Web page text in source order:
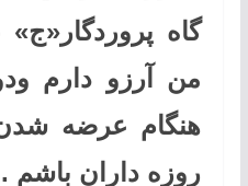
گاه
من آرزو دارم
هنگام عرضه شدن
روزه داران باشم .